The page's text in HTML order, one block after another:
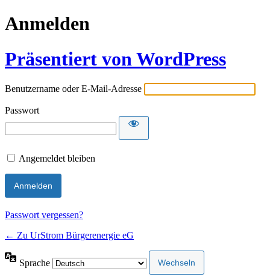
Anmelden
Präsentiert von WordPress
Benutzername oder E-Mail-Adresse
Passwort
Angemeldet bleiben
Passwort vergessen?
← Zu UrStrom Bürgerenergie eG
Sprache